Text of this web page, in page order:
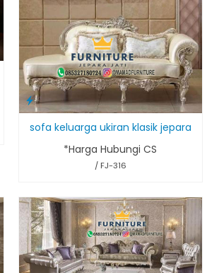
sofa keluarga ukiran klasik jepara
*Harga Hubungi CS
/ FJ-316